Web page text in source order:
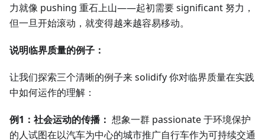
力就像 pushing 重石上山——起初需要 significant 努力，
但一旦开始滚动，就变得越来越容易移动。
说明临界质量的例子：
让我们探索三个清晰的例子来 solidify 你对临界质量在实践
中如何运作的理解：
例1：社会运动的传播： 想象一群 passionate 于环境保护
的人试图在以汽车为中心的城市推广自行车作为可持续交通